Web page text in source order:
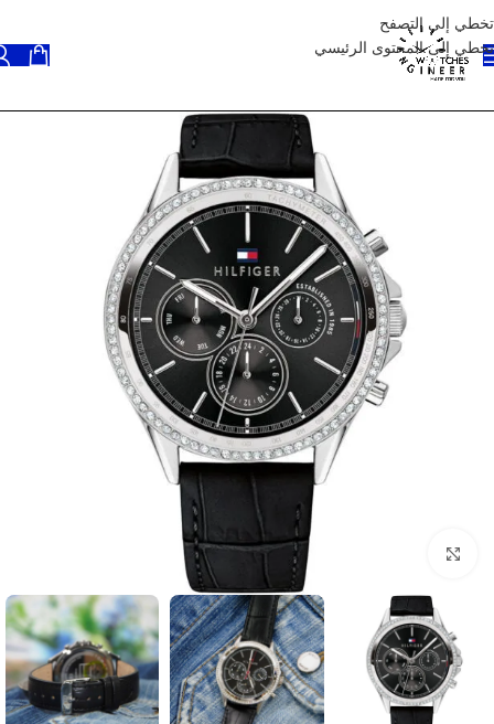
تخطي إلى التصفح
تخطي إلى المحتوى الرئيسي